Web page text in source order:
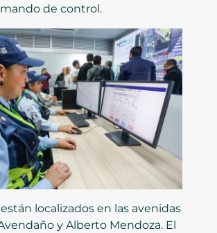
de control.
localizados en las avenidas
y Alberto Mendoza. El